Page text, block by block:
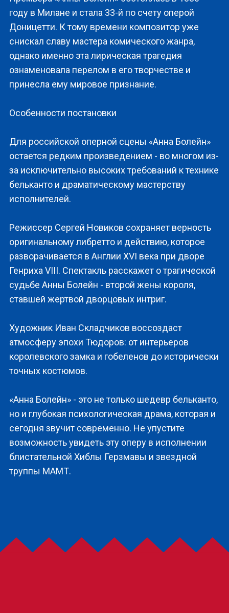
году в Милане и стала 33-й по счету оперой
Доницетти. К тому времени композитор уже
снискал славу мастера комического жанра,
однако именно эта лирическая трагедия
ознаменовала перелом в его творчестве и
принесла ему мировое признание.
Особенности постановки
Для российской оперной сцены «Анна Болейн»
остается редким произведением - во многом из-
за исключительно высоких требований к технике
бельканто и драматическому мастерству
исполнителей.
Режиссер Сергей Новиков сохраняет верность
оригинальному либретто и действию, которое
разворачивается в Англии XVI века при дворе
Генриха VIII. Спектакль расскажет о трагической
судьбе Анны Болейн - второй жены короля,
ставшей жертвой дворцовых интриг.
Художник Иван Складчиков воссоздаст
атмосферу эпохи Тюдоров: от интерьеров
королевского замка и гобеленов до исторически
точных костюмов.
«Анна Болейн» - это не только шедевр бельканто,
но и глубокая психологическая драма, которая и
сегодня звучит современно. Не упустите
возможность увидеть эту оперу в исполнении
блистательной Хиблы Герзмавы и звездной
труппы МАМТ.